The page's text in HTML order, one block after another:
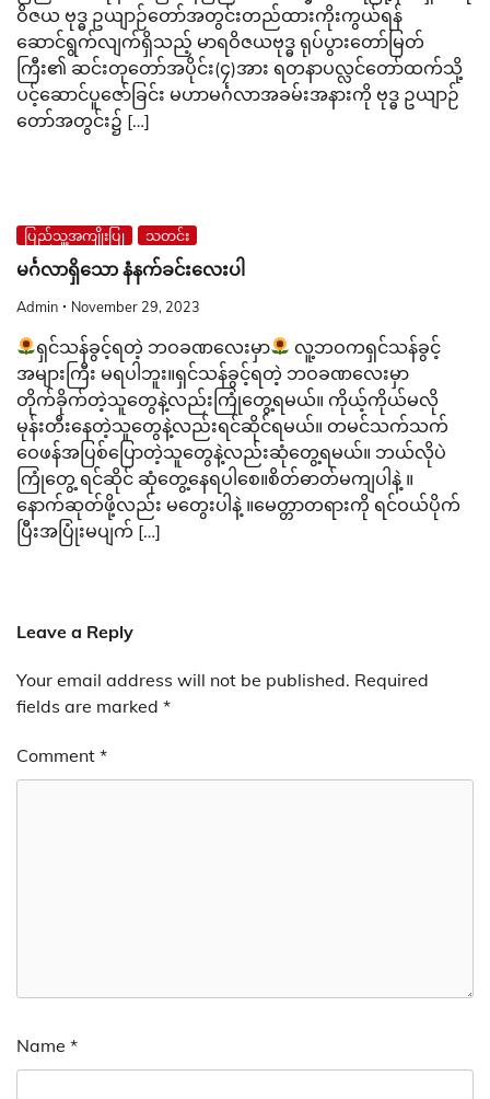
ဝိဇယ ဗုဒ္ဓ ဥယျာဉ်တော်အတွင်းတည်ထားကိုးကွယ်ရန်
ဆောင်ရွက်လျက်ရှိသည့် မာရဝိဇယဗုဒ္ဓ ရုပ်ပွားတော်မြတ်
ကြီး၏ ဆင်းတုတော်အပိုင်း(၄)အား ရတနာပလ္လင်တော်ထက်သို့
ပင့်ဆောင်ပူဇော်ခြင်း မဟာမင်္ဂလာအခမ်းအနားကို ဗုဒ္ဓ ဥယျာဉ်
တော်အတွင်း၌ […]
ပြည်သူ့အကျိုးပြု သတင်း
မင်္ဂလာရှိသော နံနက်ခင်းလေးပါ
Admin November 29, 2023
ရှင်သန်ခွင့်ရတဲ့ ဘဝခဏလေးမှာ
လူ့ဘဝကရှင်သန်ခွင့်
အများကြီး မရပါဘူး။ရှင်သန်ခွင့်ရတဲ့ ဘဝခဏလေးမှာ
တိုက်ခိုက်တဲ့သူတွေနဲ့လည်းကြုံတွေ့ရမယ်။ ကိုယ့်ကိုယ်မလို
မုန်းတီးနေတဲ့သူတွေနဲ့လည်းရင်ဆိုင်ရမယ်။ တမင်သက်သက်
ဝေဖန်အပြစ်ပြောတဲ့သူတွေနဲ့လည်းဆုံတွေ့ရမယ်။ ဘယ်လိုပဲ
ကြုံတွေ့ ရင်ဆိုင် ဆုံတွေ့နေရပါစေ။စိတ်ဓာတ်မကျပါနဲ့ ။
နောက်ဆုတ်ဖို့လည်း မတွေးပါနဲ့ ။မေတ္တာတရားကို ရင်ဝယ်ပိုက်
ပြီးအပြုံးမပျက် […]
Leave a Reply
Your email address will not be published. Required
fields are marked *
Comment *
Name *